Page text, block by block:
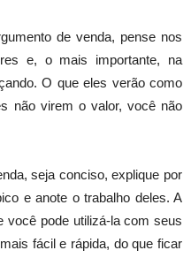
de venda, pense nos
e, o mais importante, na
O que eles verão como
não virem o valor, você não
seja conciso, explique por
e anote o trabalho deles. A
você pode utilizá-la com seus
fácil e rápida, do que ficar